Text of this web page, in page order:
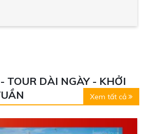
TOUR DÀI NGÀY - KHỞI
Xem tất cả